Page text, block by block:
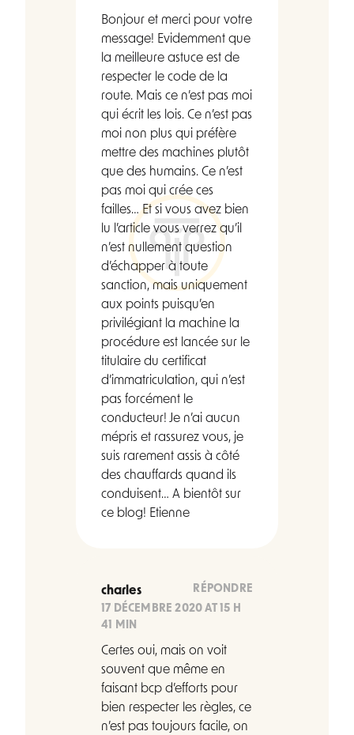
Bonjour et merci pour votre
message! Evidemment que
la meilleure astuce est de
respecter le code de la
route. Mais ce n’est pas moi
qui écrit les lois. Ce n’est pas
moi non plus qui préfère
mettre des machines plutôt
que des humains. Ce n’est
pas moi qui crée ces
failles… Et si vous avez bien
lu l’article vous verrez qu’il
n’est nullement question
d’échapper à toute
sanction, mais uniquement
aux points puisqu’en
privilégiant la machine la
procédure est lancée sur le
titulaire du certificat
d’immatriculation, qui n’est
pas forcément le
conducteur! Je n’ai aucun
mépris et rassurez vous, je
suis rarement assis à côté
des chauffards quand ils
conduisent… A bientôt sur
ce blog! Etienne
charles
17 DÉCEMBRE 2020 AT 15 H
41 MIN
RÉPONDRE
Certes oui, mais on voit
souvent que même en
faisant bcp d’efforts pour
bien respecter les règles, ce
n’est pas toujours facile, on